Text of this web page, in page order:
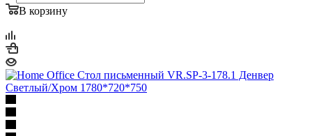
В корзину